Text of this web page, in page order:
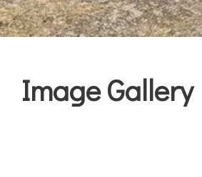
Image Gallery